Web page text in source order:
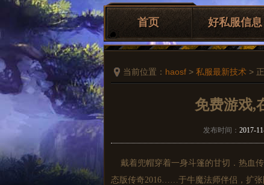
首页 好私服信息
当前位置： haosf > 私服最新技术 >
免费游戏,
发布时间： 2017-
戴着兜帽穿着一身斗篷的甘切．热血
态版传奇2016……于牛魔法师伴侣，扩